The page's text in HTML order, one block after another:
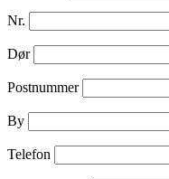
Nr.
Dør
Postnummer
By
Telefon